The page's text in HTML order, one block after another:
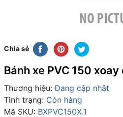
Chia sẻ
Bánh xe PVC 150
Thương hiệu: Đang cập nhật
Tình trạng: Còn hàng
Mã SKU: BXPVC150X.1